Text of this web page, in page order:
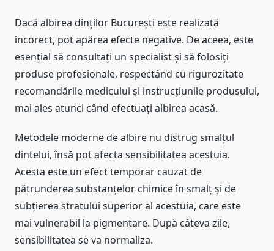
Dacă albirea dinților București este realizată
incorect, pot apărea efecte negative. De aceea, este
esențial să consultați un specialist și să folosiți
produse profesionale, respectând cu rigurozitate
recomandările medicului și instrucțiunile produsului,
mai ales atunci când efectuați albirea acasă.
Metodele moderne de albire nu distrug smalțul
dintelui, însă pot afecta sensibilitatea acestuia.
Acesta este un efect temporar cauzat de
pătrunderea substanțelor chimice în smalț și de
subțierea stratului superior al acestuia, care este
mai vulnerabil la pigmentare. După câteva zile,
sensibilitatea se va normaliza.